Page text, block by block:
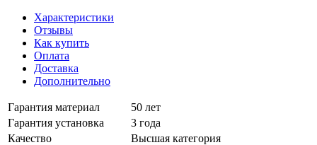
Характеристики
Отзывы
Как купить
Оплата
Доставка
Дополнительно
Гарантия материал
50 лет
Гарантия установка
3 года
Качество
Высшая категория